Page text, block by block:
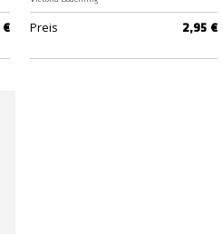
€ Preis 2,95 €